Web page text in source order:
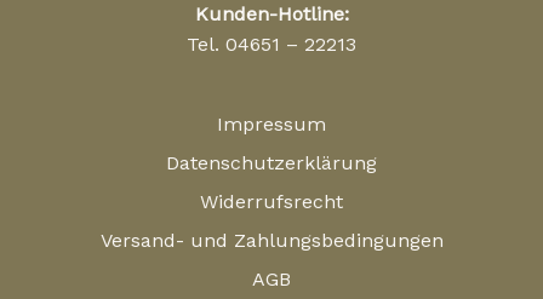
Kunden-Hotline:
Tel. 04651 – 22213
Impressum
Datenschutzerklärung
Widerrufsrecht
Versand- und Zahlungsbedingungen
AGB